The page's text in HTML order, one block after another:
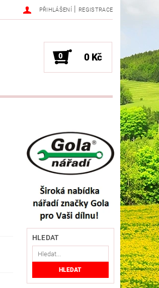
PŘIHLÁŠENÍ | REGISTRACE
0 0 Kč
HLEDAT